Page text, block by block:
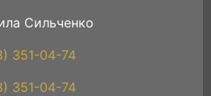
Сильченко
351-04-74
351-04-74